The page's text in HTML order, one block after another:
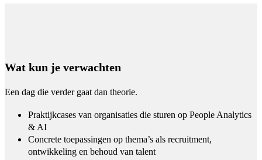
Wat kun je verwachten
Een dag die verder gaat dan theorie.
Praktijkcases van organisaties die sturen op People Analytics
& AI
Concrete toepassingen op thema’s als recruitment,
ontwikkeling en behoud van talent